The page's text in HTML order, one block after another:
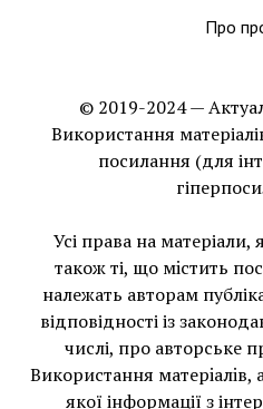
Про
© 2019-2024 —
Використання
посилання (для
Усі права на матеріали,
також ті, що мiстить
належать авторам
відповідності із
числі, про авторське
Використання матерiалiв,
якої інформації з